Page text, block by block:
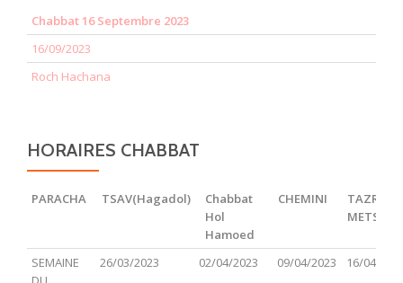
Chabbat 16 Septembre 2023
16/09/2023
Roch Hachana
HORAIRES CHABBAT
PARACHA TSAV(Hagadol)
Chabbat
Hol
Hamoed
CHEMINI
TAZRIA
PARACHA TSAV(Hagadol)
Chabbat
CHEMINI
TAZRIA
SEMAINE
26/03/2023 02/04/2023 09/04/2023 16/04/